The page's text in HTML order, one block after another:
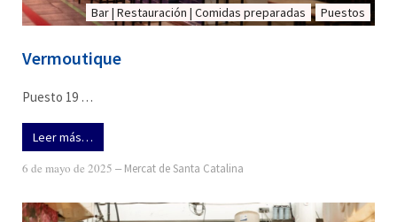
Bar | Restauración | Comidas preparadas Puestos
Vermoutique
Puesto 19 …
Leer más…
6 de mayo de 2025 ‒ Mercat de Santa Catalina